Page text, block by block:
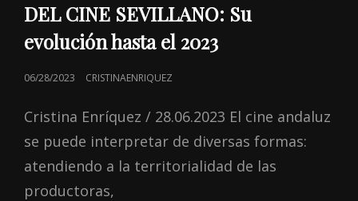
DEL CINE SEVILLANO: Su
evolución hasta el 2023
POSTED
06/28/2023 CRISTINAENRIQUEZ
Cristina Enríquez / 28.06.2023 El cine andaluz
se puede interpretar de diversas formas:
atendiendo a la territorialidad de las
productoras,